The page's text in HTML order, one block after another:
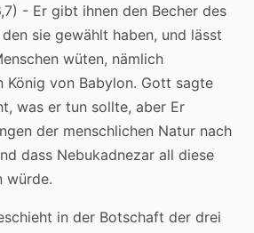
- Er gibt ihnen den Becher des
sie gewählt haben, und lässt
wüten, nämlich
König von Babylon. Gott sagte
was er tun sollte, aber Er
der menschlichen Natur nach
dass Nebukadnezar all diese
würde.
in der Botschaft der drei